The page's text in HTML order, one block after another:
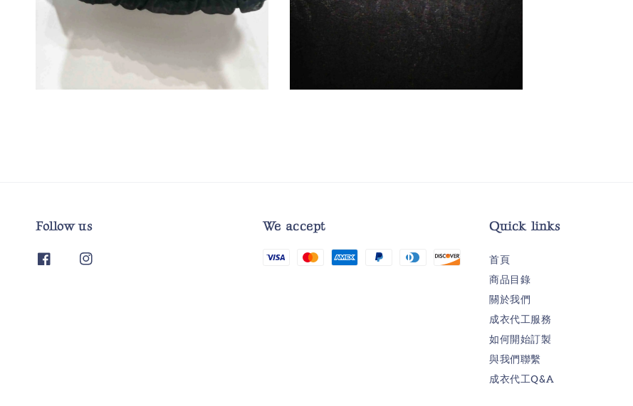
Follow us We accept Quick links
首頁
商品目錄
關於我們
成衣代工服務
如何開始訂製
與我們聯繫
成衣代工Q&A